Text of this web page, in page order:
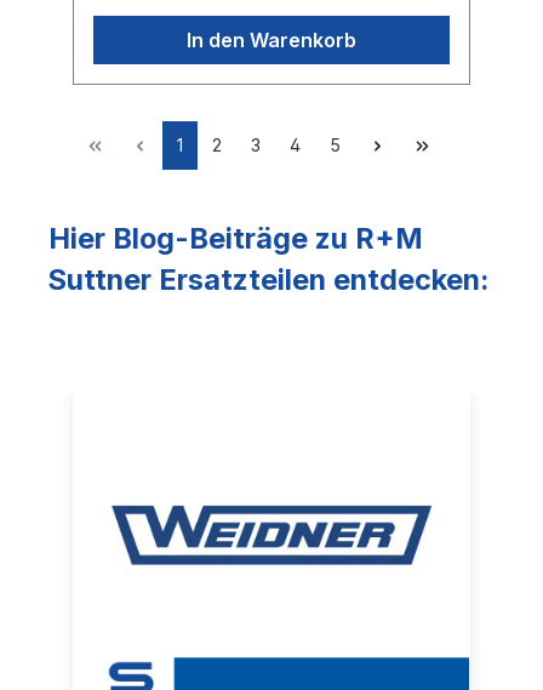
In den Warenkorb
1 2 3 4 5
Hier Blog-Beiträge zu R+M
Suttner Ersatzteilen entdecken: